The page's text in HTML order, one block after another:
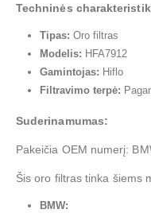
Techninės
Tipas: Oro filtras
Modelis: HFA7912
Gamintojas: Hiflo
Filtravimo terpė:
Suderinamumas:
Pakeičia OEM numerį:
Šis oro filtras tinka šiems
BMW: